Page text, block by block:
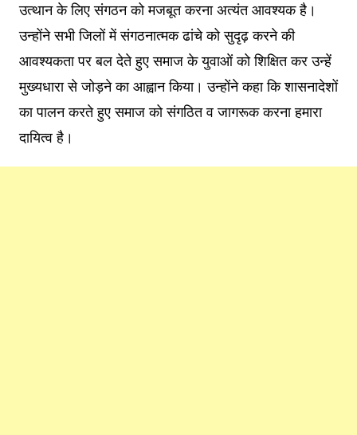
उत्थान के लिए संगठन को मजबूत करना अत्यंत आवश्यक है।
उन्होंने सभी जिलों में संगठनात्मक ढांचे को सुदृढ़ करने की
आवश्यकता पर बल देते हुए समाज के युवाओं को शिक्षित कर उन्हें
मुख्यधारा से जोड़ने का आह्वान किया। उन्होंने कहा कि शासनादेशों
का पालन करते हुए समाज को संगठित व जागरूक करना हमारा
दायित्व है।